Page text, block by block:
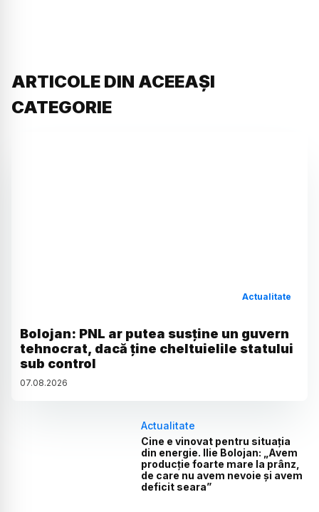
ARTICOLE DIN ACEEAȘI
CATEGORIE
Actualitate
Bolojan: PNL ar putea susține un guvern
tehnocrat, dacă ține cheltuielile statului
sub control
07.08.2026
Actualitate
Cine e vinovat pentru situația
din energie. Ilie Bolojan: „Avem
producție foarte mare la prânz,
de care nu avem nevoie și avem
deficit seara”